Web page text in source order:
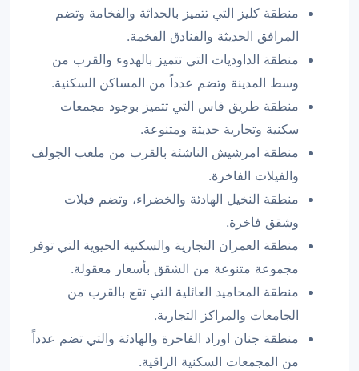
منطقة كليز التي تتميز بالحداثة والفخامة وتضم
المرافق الحديثة والفنادق الفخمة.
منطقة الداوديات التي تتميز بالهدوء والقرب من
وسط المدينة وتضم عدداً من المساكن السكنية.
منطقة طريق فاس التي تتميز بوجود مجمعات
سكنية وتجارية حديثة ومتنوعة.
منطقة امرشيش الناشئة بالقرب من ملعب الجولف
والفيلات الفاخرة.
منطقة النخيل الهادئة والخضراء، وتضم فيلات
وشقق فاخرة.
منطقة العمران التجارية والسكنية الحيوية التي توفر
مجموعة متنوعة من الشقق بأسعار معقولة.
منطقة المحاميد العائلية التي تقع بالقرب من
الجامعات والمراكز التجارية.
منطقة جنان اوراد الفاخرة والهادئة والتي تضم عدداً
من المجمعات السكنية الراقية.